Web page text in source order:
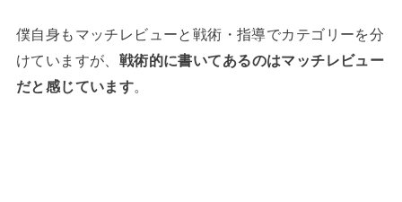
僕自身もマッチレビューと戦術・指導でカテゴリーを分
けていますが、 戦術的に書いてあるのはマッチレビュー
だと感じています。